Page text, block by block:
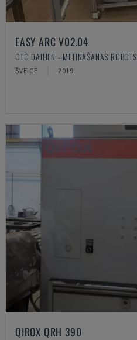
EASY ARC V02.04
OTC DAIHEN - METINĀŠANAS ROBOTS
ŠVEICE 2019
QIROX QRH 390